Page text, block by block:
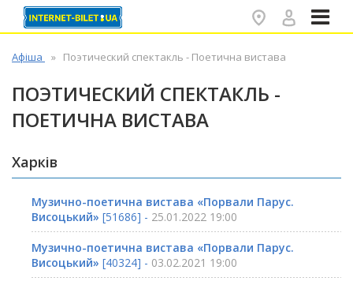
Афіша Поэтический спектакль - Поетична вистава
ПОЭТИЧЕСКИЙ СПЕКТАКЛЬ -
ПОЕТИЧНА ВИСТАВА
Харків
Музично-поетична вистава «Порвали Парус.
Висоцький» [51686] - 25.01.2022 19:00
Музично-поетична вистава «Порвали Парус.
Висоцький» [40324] - 03.02.2021 19:00